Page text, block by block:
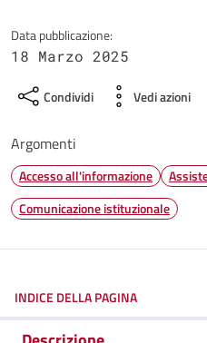
Data pubblicazione:
18 Marzo 2025
Condividi Vedi azioni
Argomenti
Accesso all'informazione
Comunicazione istituzionale
INDICE DELLA PAGINA